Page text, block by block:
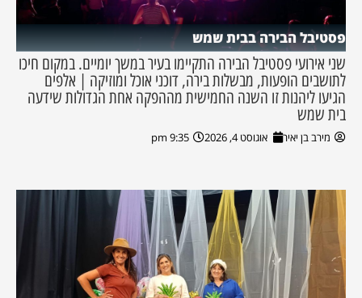
פסטיבל הבירה בבית שמש
שני אירועי פסטיבל הבירה התקיימו בעיר במשך יומיים. במקום חיכו
לתושבים הופעות, מבשלות בירה, דוכני אוכל ומוזיקה | אלפים
הגיעו ליהנות זו השנה החמישית מההפקה אחת הגדולות שידעה
בית שמש
מירב בן יאיר אוגוסט 4, 2026 9:35 pm